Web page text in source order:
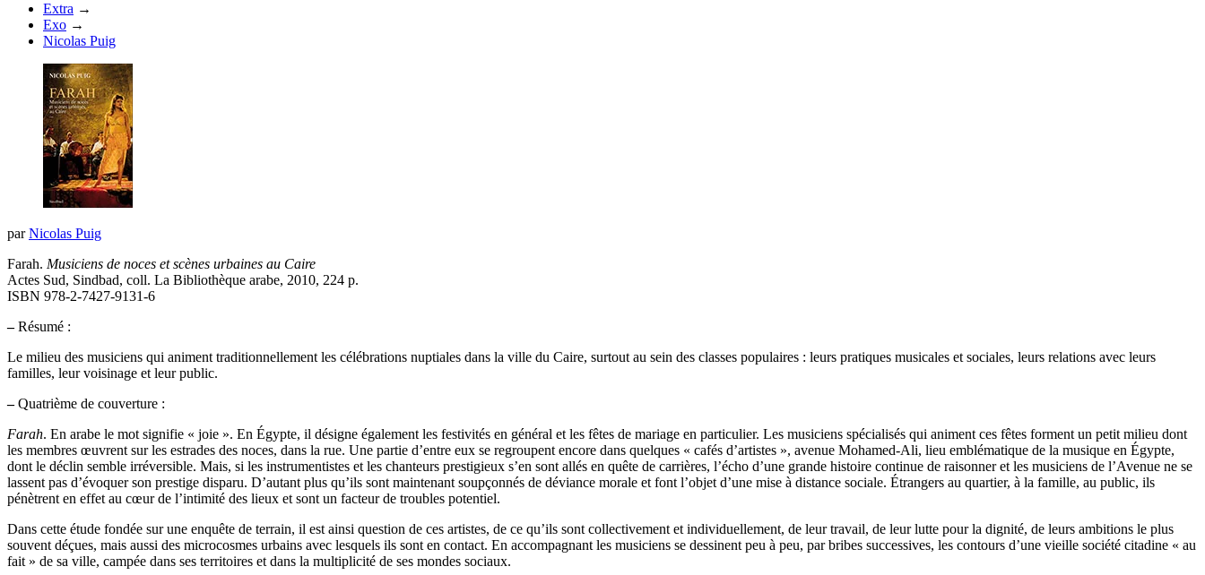
Extra →
Exo →
Nicolas Puig
parNicolas Puig
Farah. Musiciens de noces et scènes urbaines au Caire
Actes Sud, Sindbad, coll. La Bibliothèque arabe, 2010, 224 p.
ISBN 978-2-7427-9131-6
–Résumé :
Le milieu des musiciens qui animent traditionnellement les célébrations nuptiales dans la ville du Caire, surtout au sein des classes populaires : leurs pratiques musicales et sociales, leurs relations avec leurs
familles, leur voisinage et leur public.
–Quatrième de couverture :
Farah. En arabe le mot signifie « joie ». En Égypte, il désigne également les festivités en général et les fêtes de mariage en particulier. Les musiciens spécialisés qui animent ces fêtes forment un petit milieu dont
les membres œuvrent sur les estrades des noces, dans la rue. Une partie d’entre eux se regroupent encore dans quelques « cafés d’artistes », avenue Mohamed-Ali, lieu emblématique de la musique en Égypte,
dont le déclin semble irréversible. Mais, si les instrumentistes et les chanteurs prestigieux s’en sont allés en quête de carrières, l’écho d’une grande histoire continue de raisonner et les musiciens de l’Avenue ne se
lassent pas d’évoquer son prestige disparu. D’autant plus qu’ils sont maintenant soupçonnés de déviance morale et font l’objet d’une mise à distance sociale. Étrangers au quartier, à la famille, au public, ils
pénètrent en effet au cœur de l’intimité des lieux et sont un facteur de troubles potentiel.
Dans cette étude fondée sur une enquête de terrain, il est ainsi question de ces artistes, de ce qu’ils sont collectivement et individuellement, de leur travail, de leur lutte pour la dignité, de leurs ambitions le plus
souvent déçues, mais aussi des microcosmes urbains avec lesquels ils sont en contact. En accompagnant les musiciens se dessinent peu à peu, par bribes successives, les contours d’une vieille société citadine « au
fait » de sa ville, campée dans ses territoires et dans la multiplicité de ses mondes sociaux.